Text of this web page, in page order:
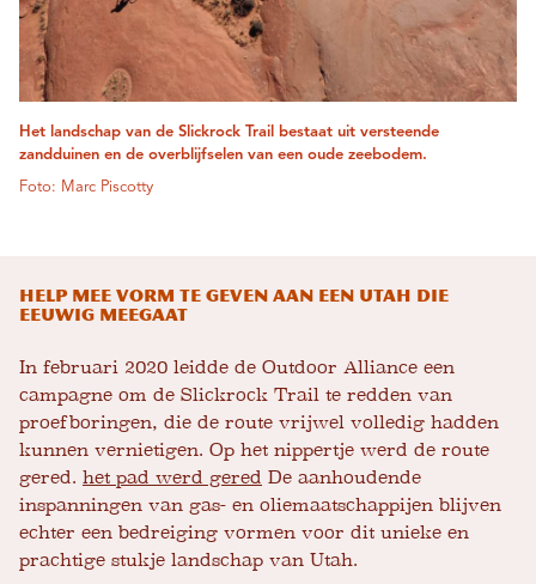
Het landschap van de Slickrock Trail bestaat uit versteende
zandduinen en de overblijfselen van een oude zeebodem.
Foto: Marc Piscotty
Help mee vorm te geven aan een Utah die
eeuwig meegaat
In februari 2020 leidde de Outdoor Alliance een
campagne om de Slickrock Trail te redden van
proefboringen, die de route vrijwel volledig hadden
kunnen vernietigen. Op het nippertje werd de route
gered. het pad werd gered De aanhoudende
inspanningen van gas- en oliemaatschappijen blijven
echter een bedreiging vormen voor dit unieke en
prachtige stukje landschap van Utah.